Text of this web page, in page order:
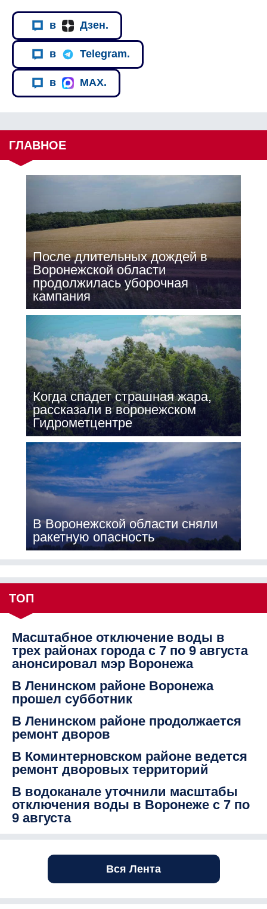
в Дзен.
в Telegram.
в MAX.
ГЛАВНОЕ
После длительных дождей в
Воронежской области
продолжилась уборочная
кампания
Когда спадет страшная жара,
рассказали в воронежском
Гидрометцентре
В Воронежской области сняли
ракетную опасность
ТОП
Масштабное отключение воды в
трех районах города с 7 по 9 августа
анонсировал мэр Воронежа
В Ленинском районе Воронежа
прошел субботник
В Ленинском районе продолжается
ремонт дворов
В Коминтерновском районе ведется
ремонт дворовых территорий
В водоканале уточнили масштабы
отключения воды в Воронеже с 7 по
9 августа
Вся Лента